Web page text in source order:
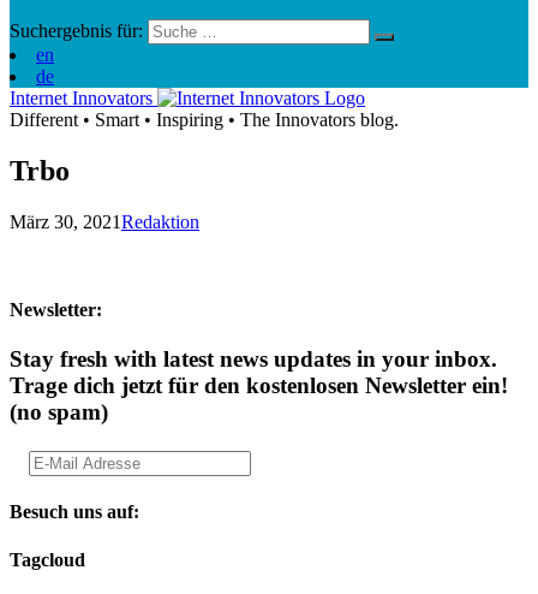
Suchergebnis für:
en
de
Internet Innovators
Different • Smart • Inspiring • The Innovators blog.
Trbo
März 30, 2021Redaktion
Newsletter:
Stay fresh with latest news updates in your inbox.
Trage dich jetzt für den kostenlosen Newsletter ein!
(no spam)
Besuch uns auf:
Tagcloud